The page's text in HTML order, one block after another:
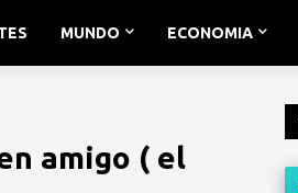
MUNDO ECONOMIA
amigo ( el